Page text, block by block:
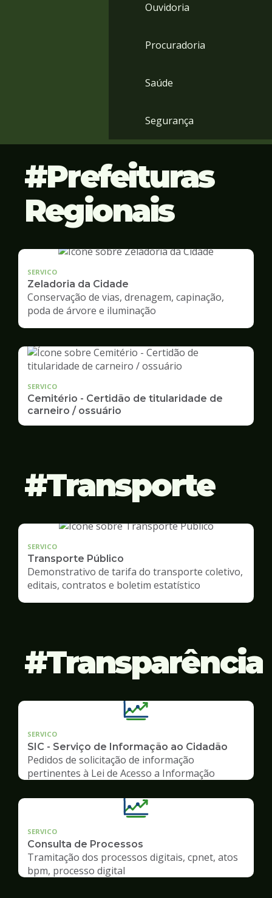
Ouvidoria
Procuradoria
Saúde
Segurança
Prefeituras
Regionais
SERVICO
Zeladoria da Cidade
Conservação de vias, drenagem, capinação,
poda de árvore e iluminação
SERVICO
Cemitério - Certidão de titularidade de
carneiro / ossuário
Transporte
SERVICO
Transporte Público
Demonstrativo de tarifa do transporte coletivo,
editais, contratos e boletim estatístico
Transparência
SERVICO
SIC - Serviço de Informação ao Cidadão
Pedidos de solicitação de informação
pertinentes à Lei de Acesso a Informação
SERVICO
Consulta de Processos
Tramitação dos processos digitais, cpnet, atos
bpm, processo digital